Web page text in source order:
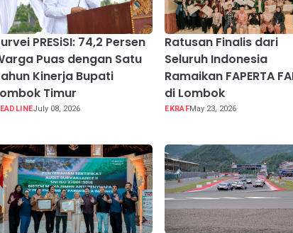
PRESiSI: 74,2 Persen
Puas dengan Satu
Kinerja Bupati
Timur
July 08, 2026
Ratusan Finalis dari
Seluruh Indonesia
Ramaikan FAPERTA
di Lombok
EKRAFMay 23, 2026